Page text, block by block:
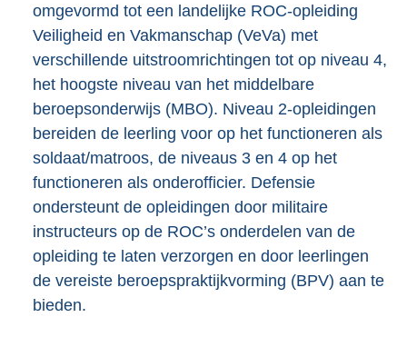
omgevormd tot een landelijke ROC-opleiding
Veiligheid en Vakmanschap (VeVa) met
verschillende uitstroomrichtingen tot op niveau 4,
het hoogste niveau van het middelbare
beroepsonderwijs (MBO). Niveau 2-opleidingen
bereiden de leerling voor op het functioneren als
soldaat/matroos, de niveaus 3 en 4 op het
functioneren als onderofficier. Defensie
ondersteunt de opleidingen door militaire
instructeurs op de ROC’s onderdelen van de
opleiding te laten verzorgen en door leerlingen
de vereiste beroepspraktijkvorming (BPV) aan te
bieden.